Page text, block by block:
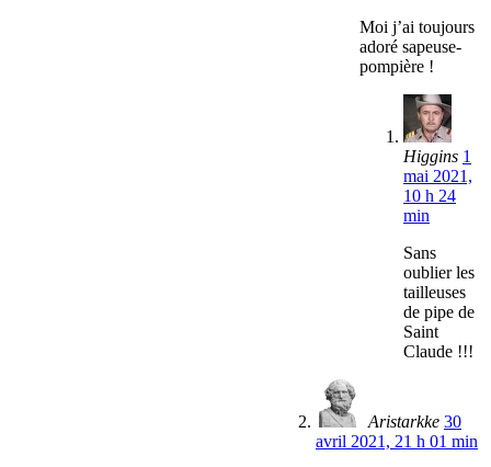
Moi j’ai toujours
adoré sapeuse-
pompière !
Higgins 1
mai 2021,
10 h 24
min
Sans
oublier les
tailleuses
de pipe de
Saint
Claude !!!
Aristarkke 30
avril 2021, 21 h 01 min